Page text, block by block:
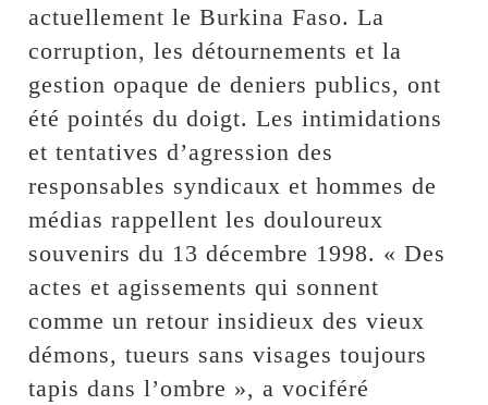
actuellement le Burkina Faso. La
corruption, les détournements et la
gestion opaque de deniers publics, ont
été pointés du doigt. Les intimidations
et tentatives d’agression des
responsables syndicaux et hommes de
médias rappellent les douloureux
souvenirs du 13 décembre 1998. « Des
actes et agissements qui sonnent
comme un retour insidieux des vieux
démons, tueurs sans visages toujours
tapis dans l’ombre », a vociféré